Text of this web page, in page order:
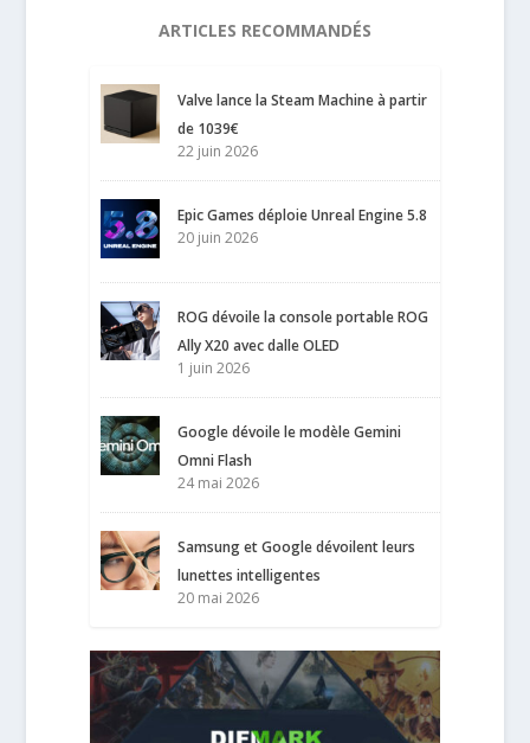
ARTICLES RECOMMANDÉS
Valve lance la Steam Machine à partir
de 1039€
22 juin 2026
Epic Games déploie Unreal Engine 5.8
20 juin 2026
ROG dévoile la console portable ROG
Ally X20 avec dalle OLED
1 juin 2026
Google dévoile le modèle Gemini
Omni Flash
24 mai 2026
Samsung et Google dévoilent leurs
lunettes intelligentes
20 mai 2026